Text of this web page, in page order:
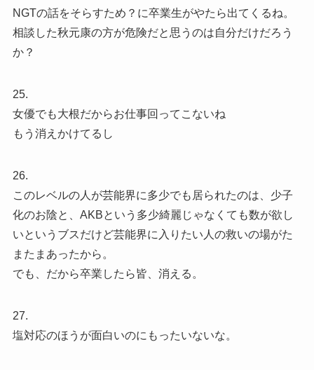
NGTの話をそらすため？に卒業生がやたら出てくるね。
相談した秋元康の方が危険だと思うのは自分だけだろう
か？
25.
女優でも大根だからお仕事回ってこないね
もう消えかけてるし
26.
このレベルの人が芸能界に多少でも居られたのは、少子
化のお陰と、AKBという多少綺麗じゃなくても数が欲し
いというブスだけど芸能界に入りたい人の救いの場がた
またまあったから。
でも、だから卒業したら皆、消える。
27.
塩対応のほうが面白いのにもったいないな。